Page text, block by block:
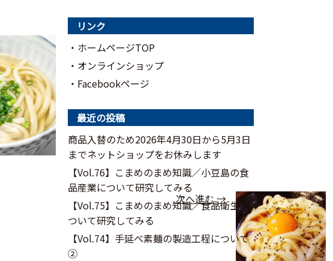
次へ進む →
リンク
・ホームページTOP
・オンラインショップ
・Facebookページ
最近の投稿
商品入替のため2026年4月30日から5月3日
までネットショップをお休みします
【Vol.76】こまめのまめ知識／⼩⾖島の⾷
品産業について研究してみる
【Vol.75】こまめのまめ知識／食品衛生に
ついて研究してみる
【Vol.74】手延べ素麺の製造工程について
②